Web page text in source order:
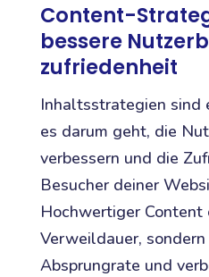
Content-
bessere
zufriedenheit
Inhaltsstrategien sind
es darum geht, die
verbessern und die
Besucher deiner
Hochwertiger
Verweildauer,
Absprungrate und